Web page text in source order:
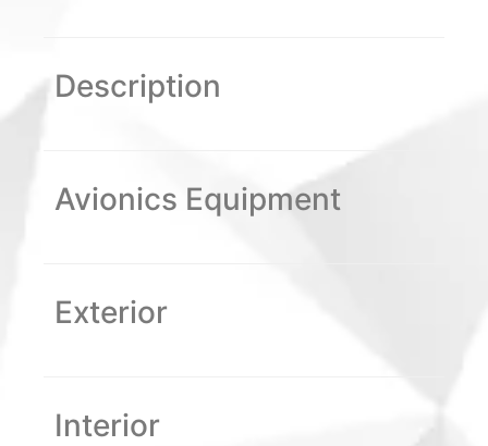
Description
Avionics Equipment
Exterior
Interior